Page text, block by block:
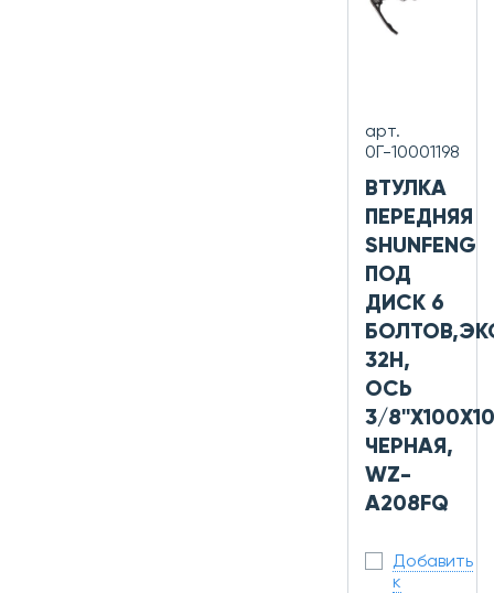
арт.
0Г-10001198
ВТУЛКА
ПЕРЕДНЯЯ
SHUNFENG
ПОД
ДИСК 6
32H,
ОСЬ
3/
ЧЕРНАЯ,
WZ-
A208FQ
Добавить
к